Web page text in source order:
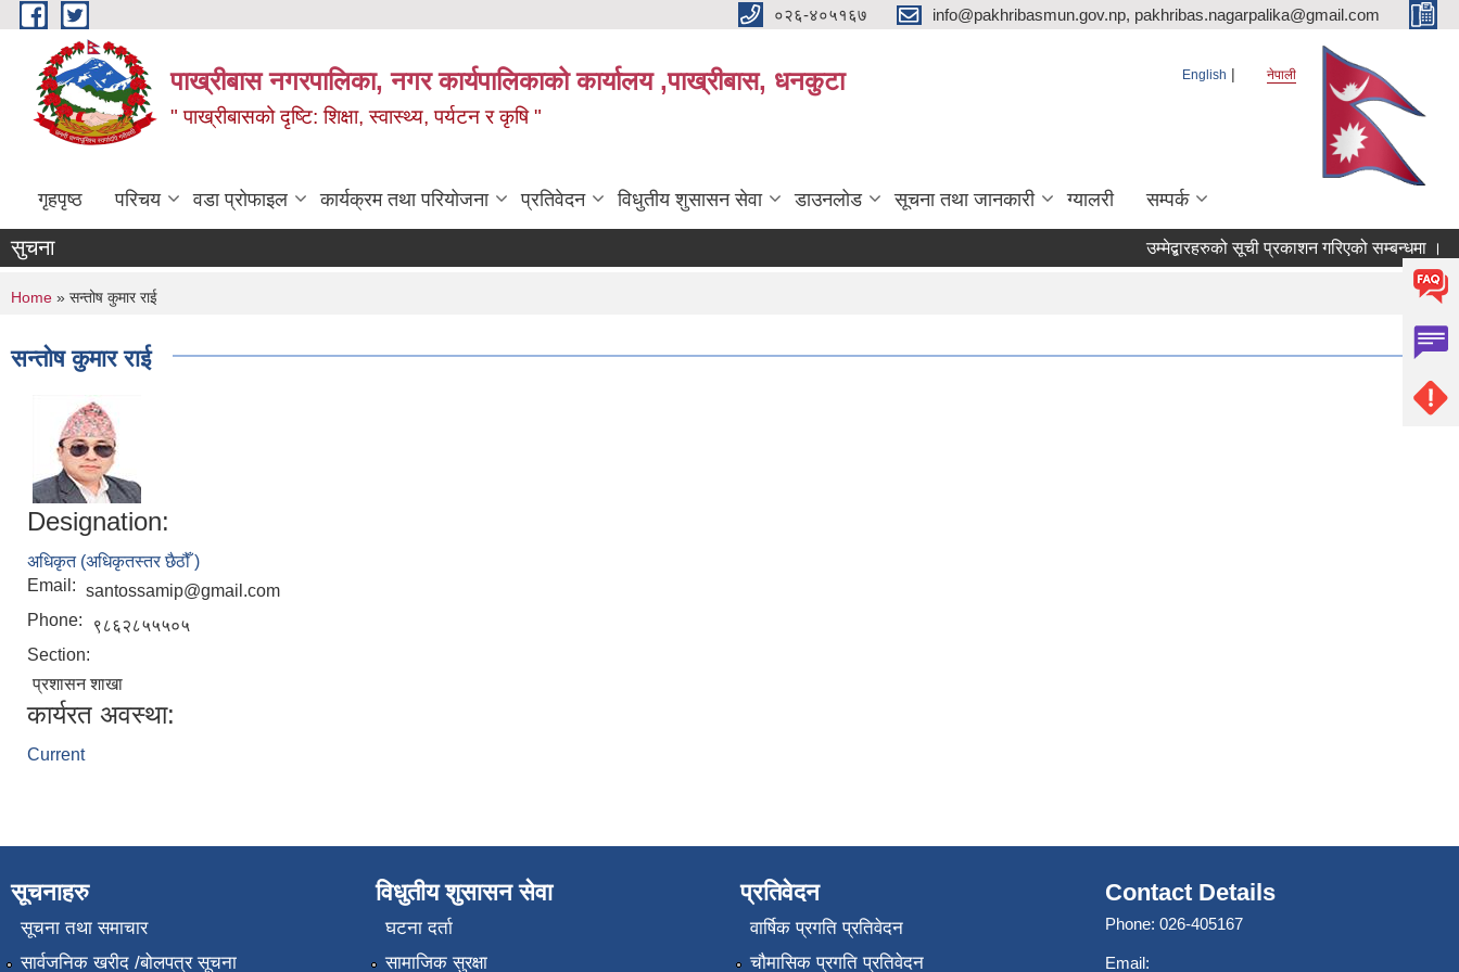
Skip to main content ०२६-४०५१६७ info@pakhribasmun.gov.np, pakhribas.nagarpalika@gmail.com
पाख्रीबास नगरपालिका, नगर कार्यपालिकाको कार्यालय ,पाख्रीबास, धनकुटा
" पाख्रीबासको दृष्टि: शिक्षा, स्वास्थ्य, पर्यटन र कृषि "
English नेपाली
गृहपृष्ठ परिचय वडा प्रोफाइल कार्यक्रम तथा परियोजना प्रतिवेदन विधुतीय शुसासन सेवा डाउनलोड सूचना तथा जानकारी ग्यालरी सम्पर्क
सुचना उम्मेद्बारहरुको सूची प्रकाशन गरिएको सम्बन्धमा ।
You are here
Home » सन्तोष कुमार राई
सन्तोष कुमार राई
Designation:
अधिकृत (अधिकृतस्तर छैठौँ )
Email: santossamip@gmail.com
Phone:
९८६२८५५५०५
Section:
प्रशासन शाखा
कार्यरत अवस्था:
Current
सूचनाहरु
सूचना तथा समाचार
सार्वजनिक खरीद /बोलपत्र सूचना
विधुतीय शुसासन सेवा
घटना दर्ता
सामाजिक सुरक्षा
प्रतिवेदन
वार्षिक प्रगति प्रतिवेदन
चौमासिक प्रगति प्रतिवेदन
Contact Details
Phone: 026-405167
Email: